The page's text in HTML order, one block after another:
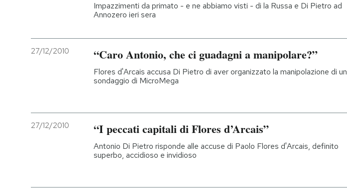
Impazzimenti da primato - e ne abbiamo visti - di la Russa e Di Pietro ad
Annozero ieri sera
27/12/2010 “Caro Antonio, che ci guadagni a manipolare?”
Flores d'Arcais accusa Di Pietro di aver organizzato la manipolazione di un
sondaggio di MicroMega
27/12/2010 “I peccati capitali di Flores d’Arcais”
Antonio Di Pietro risponde alle accuse di Paolo Flores d'Arcais, definito
superbo, accidioso e invidioso